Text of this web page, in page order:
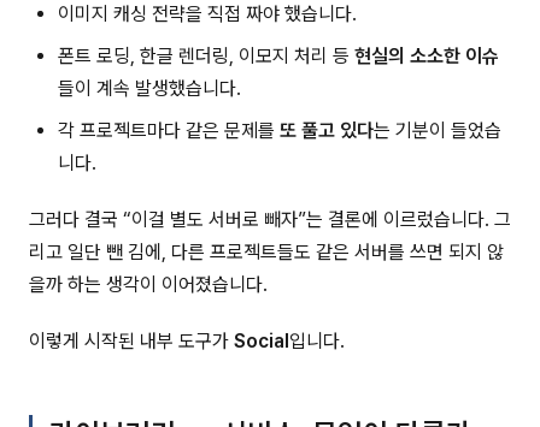
이미지 캐싱 전략을 직접 짜야 했습니다.
폰트 로딩, 한글 렌더링, 이모지 처리 등 현실의 소소한 이슈
들이 계속 발생했습니다.
각 프로젝트마다 같은 문제를 또 풀고 있다는 기분이 들었습
니다.
그러다 결국 “이걸 별도 서버로 빼자”는 결론에 이르렀습니다. 그
리고 일단 뺀 김에, 다른 프로젝트들도 같은 서버를 쓰면 되지 않
을까 하는 생각이 이어졌습니다.
이렇게 시작된 내부 도구가 Social입니다.